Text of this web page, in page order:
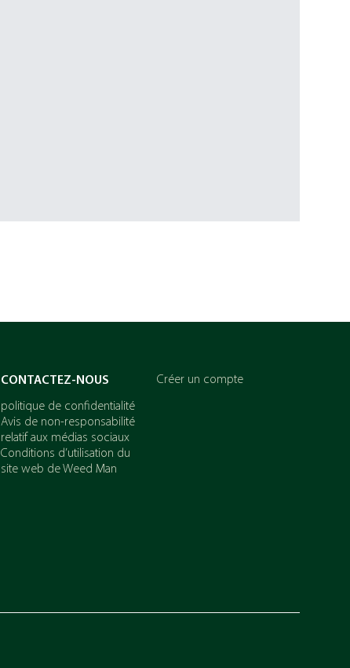
CONTACTEZ-NOUS
politique de confidentialité
Avis de non-responsabilité
relatif aux médias sociaux
Conditions d’utilisation du
site web de Weed Man
Créer un compte